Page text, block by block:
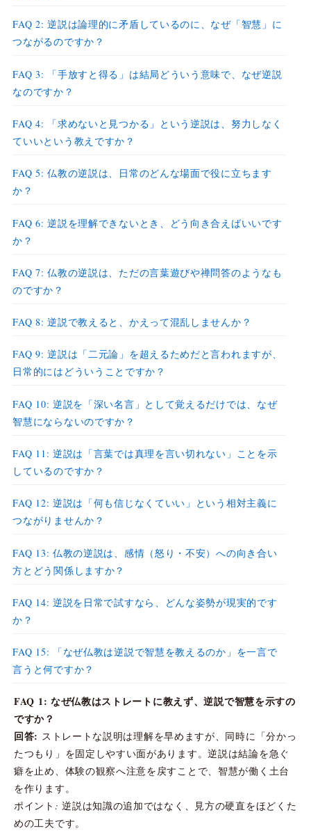
FAQ 2: 逆説は論理的に矛盾しているのに、なぜ「智慧」に
つながるのですか？
FAQ 3: 「手放すと得る」は結局どういう意味で、なぜ逆説
なのですか？
FAQ 4: 「求めないと見つかる」という逆説は、努力しなく
ていいという教えですか？
FAQ 5: 仏教の逆説は、日常のどんな場面で役に立ちます
か？
FAQ 6: 逆説を理解できないとき、どう向き合えばいいです
か？
FAQ 7: 仏教の逆説は、ただの言葉遊びや禅問答のようなも
のですか？
FAQ 8: 逆説で教えると、かえって混乱しませんか？
FAQ 9: 逆説は「二元論」を超えるためだと言われますが、
日常的にはどういうことですか？
FAQ 10: 逆説を「深い名言」として覚えるだけでは、なぜ
智慧にならないのですか？
FAQ 11: 逆説は「言葉では真理を言い切れない」ことを示
しているのですか？
FAQ 12: 逆説は「何も信じなくていい」という相対主義に
つながりませんか？
FAQ 13: 仏教の逆説は、感情（怒り・不安）への向き合い
方とどう関係しますか？
FAQ 14: 逆説を日常で試すなら、どんな姿勢が現実的です
か？
FAQ 15: 「なぜ仏教は逆説で智慧を教えるのか」を一言で
言うと何ですか？
FAQ 1: なぜ仏教はストレートに教えず、逆説で智慧を示すの
ですか？
回答: ストレートな説明は理解を早めますが、同時に「分かっ
たつもり」を固定しやすい面があります。逆説は結論を急ぐ
癖を止め、体験の観察へ注意を戻すことで、智慧が働く土台
を作ります。
ポイント: 逆説は知識の追加ではなく、見方の硬直をほどくた
めの工夫です。